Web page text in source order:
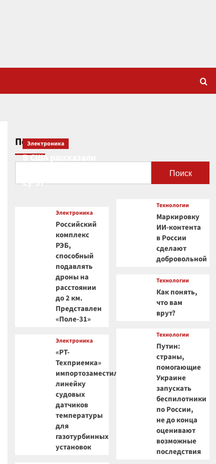
Поиск
Поиск
Электроника
В США рассказали
Су-57
Электроника
Российский
комплекс
РЭБ,
способный
подавлять
дроны на
расстоянии
до 2 км.
Представлен
«Поле-31»
Электроника
«РТ-
Техприемка»
импортозаместила
линейку
судовых
датчиков
температуры
для
газотурбинных
установок
Технологии
Маркировку
ИИ-контента
в России
сделают
добровольной
Технологии
Как понять,
что вам
врут?
Технологии
Путин:
страны,
помогающие
Украине
запускать
беспилотники
по России,
не до конца
оценивают
возможные
последствия